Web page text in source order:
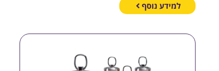
למידע נוסף